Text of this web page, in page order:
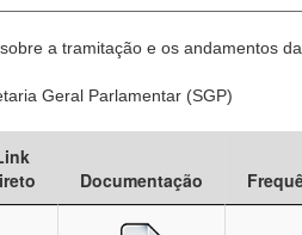
a tramitação e os andamentos
Geral Parlamentar (SGP)
Documentação